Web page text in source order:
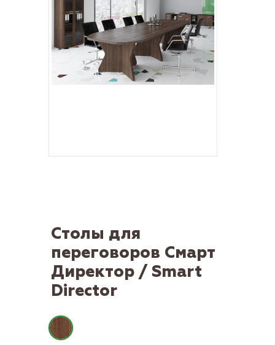
Столы для
переговоров Смарт
Директор / Smart
Director